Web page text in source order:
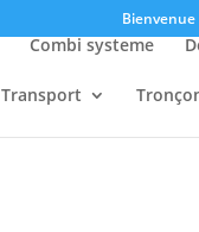
Bienvenue
Combi systeme
Transport